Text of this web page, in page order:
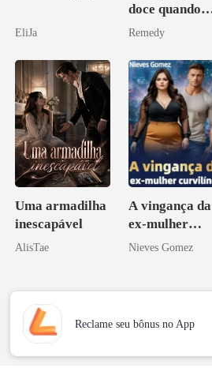
EliJa
doce quando
você é uma
Remedy
Uma armadilha
inescapável
AlisTae
A vingança da
ex-mulher
curvilínea
Nieves Gomez
Reclame seu bônus no App